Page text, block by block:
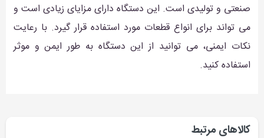
صنعتی و تولیدی است. این دستگاه دارای مزایای زیادی است و
می تواند برای انواع قطعات مورد استفاده قرار گیرد. با رعایت
نکات ایمنی، می توانید از این دستگاه به طور ایمن و موثر
استفاده کنید.
کالاهای مرتبط